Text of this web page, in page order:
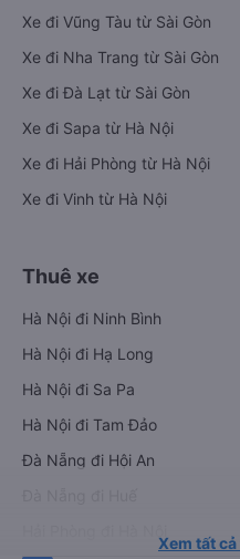
Xe đi Vũng Tàu từ Sài Gòn
Xe đi Nha Trang từ Sài Gòn
Xe đi Đà Lạt từ Sài Gòn
Xe đi Sapa từ Hà Nội
Xe đi Hải Phòng từ Hà Nội
Xe đi Vinh từ Hà Nội
Thuê xe
Hà Nội đi Ninh Bình
Hà Nội đi Hạ Long
Hà Nội đi Sa Pa
Hà Nội đi Tam Đảo
Đà Nẵng đi Hội An
Xem tất